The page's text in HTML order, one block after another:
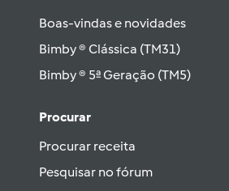
Boas-vindas e novidades
Bimby ® Clássica (TM31)
Bimby ® 5ª Geração (TM5)
Procurar
Procurar receita
Pesquisar no fórum